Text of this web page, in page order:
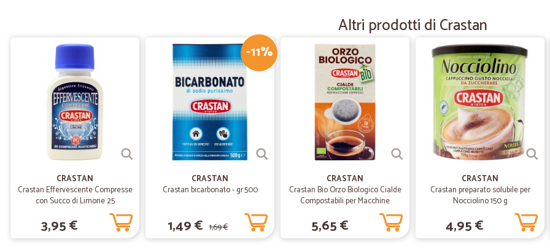
—Pasquale B.
SERVIZIO BUONO E VELOCE,
SERVIZIO BUONO E VELOCE,
pagato con bonifico lunedì 23-08-
consegna al piano 3,90),i colli
è stato consegnato dal corriere
Non do 5 stelle perchè non si
previsto per servizi simili (
—Alberto T.
Ho acquistato i plum cake e
Ho acquistato i plum cake e
parallelo ... di altissima qualità !
Altri prodotti di Crastan
CRASTAN
Crastan Effervescente Compresse
con Succo di Limone 25
Compresse Masticabili 25 g
3,95 €
-11%
CRASTAN
Crastan bicarbonato - gr.500
1,49 € 1,69 €
CRASTAN
Crastan Bio Orzo Biologico Cialde
Compostabili per Macchine
5,65 €
CRASTAN
Crastan preparato solubile per
Nocciolino 150 g
4,95 €